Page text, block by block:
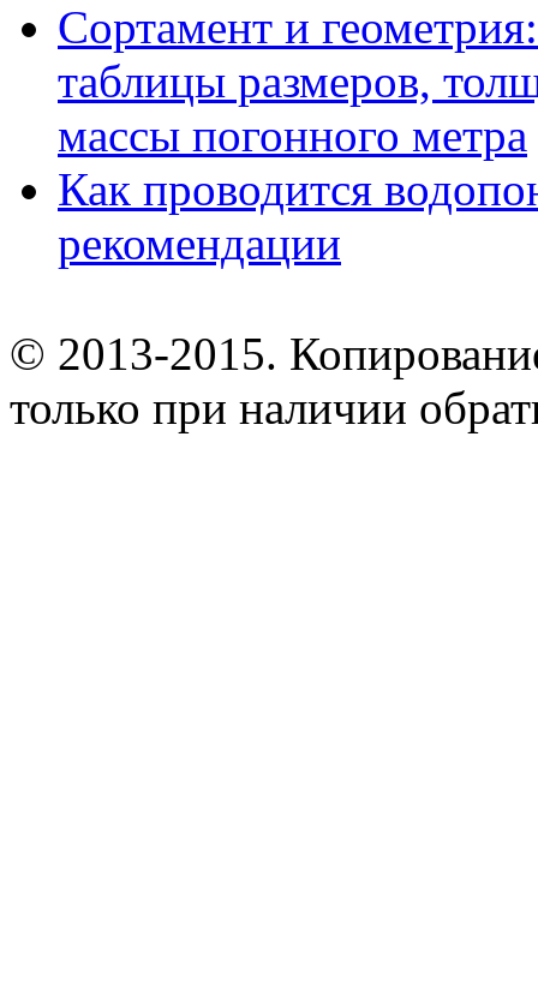
Сортамент и
таблицы размеров,
массы погонного метра
Как проводится
рекомендации
© 2013-2015.
только при наличии